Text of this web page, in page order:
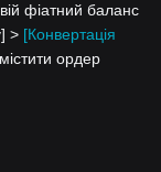
фіатний баланс
> [Конвертація
ордер